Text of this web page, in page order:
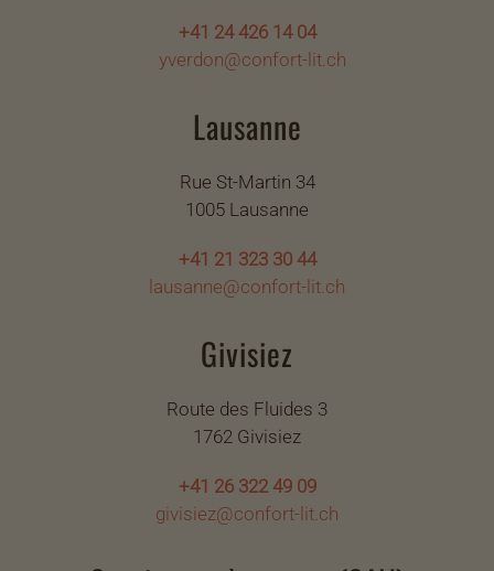
+41 24 426 14 04
yverdon@confort-lit.ch
Lausanne
Rue St-Martin 34
1005 Lausanne
+41 21 323 30 44
lausanne@confort-lit.ch
Givisiez
Route des Fluides 3
1762 Givisiez
+41 26 322 49 09
givisiez@confort-lit.ch